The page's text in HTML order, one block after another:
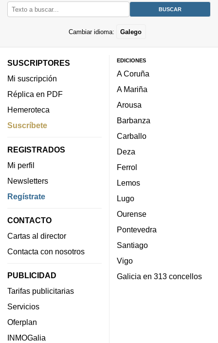
Cambiar idioma: Galego
SUSCRIPTORES
Mi suscripción
Réplica en PDF
Hemeroteca
Suscríbete
REGISTRADOS
Mi perfil
Newsletters
Regístrate
CONTACTO
Cartas al director
Contacta con nosotros
PUBLICIDAD
Tarifas publicitarias
Servicios
Oferplan
INMOGalia
EDICIONES
A Coruña
A Mariña
Arousa
Barbanza
Carballo
Deza
Ferrol
Lemos
Lugo
Ourense
Pontevedra
Santiago
Vigo
Galicia en 313 concellos